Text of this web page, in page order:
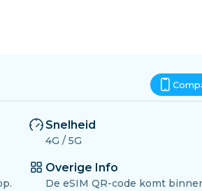
Snelheid
4G / 5G
Overige Info
De eSIM QR-code komt